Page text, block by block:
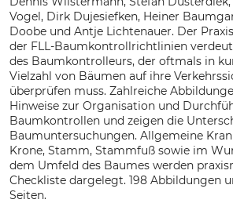
Vogel, Dirk Dujesiefken, Heiner
Doobe und Antje Lichtenauer. Der
der FLL-Baumkontrollrichtlinien
des Baumkontrolleurs, der oftmals in
Vielzahl von Bäumen auf ihre
überprüfen muss. Zahlreiche
Hinweise zur Organisation und
Baumkontrollen und zeigen die
Baumuntersuchungen. Allgemeine
Krone, Stamm, Stammfuß sowie im
dem Umfeld des Baumes werden
Checkliste dargelegt. 198 Abbildungen
Seiten.